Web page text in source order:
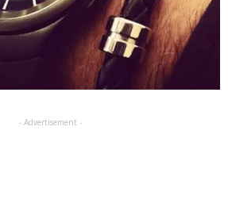
- Advertisement -